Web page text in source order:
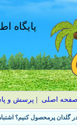
پایگاه
صفحه اصلی پرسش و
گلدان پرمحصول کنیم؟